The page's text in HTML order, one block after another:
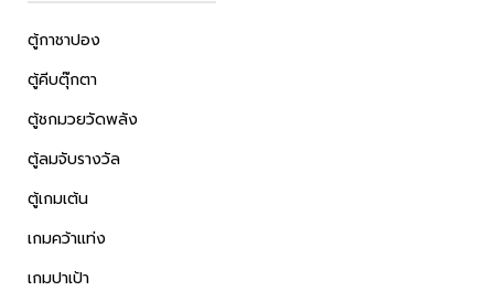
ตู้กาชาปอง
ตู้คีบตุ๊กตา
ตู้ชกมวยวัดพลัง
ตู้ลมจับรางวัล
ตู้เกมเต้น
เกมคว้าแท่ง
เกมปาเป้า